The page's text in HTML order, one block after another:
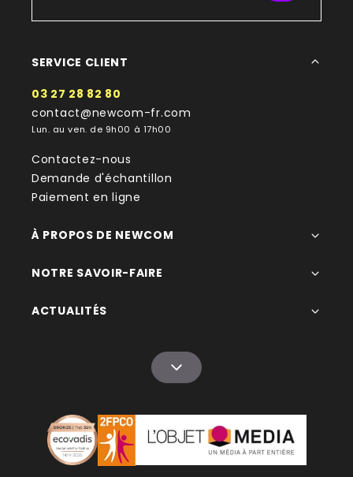
SERVICE CLIENT
03 27 28 82 80
contact@newcom-fr.com
Lun. au ven. de 9h00 à 17h00
Contactez-nous
Demande d'échantillon
Paiement en ligne
À PROPOS DE NEWCOM
NOTRE SAVOIR-FAIRE
ACTUALITÉS